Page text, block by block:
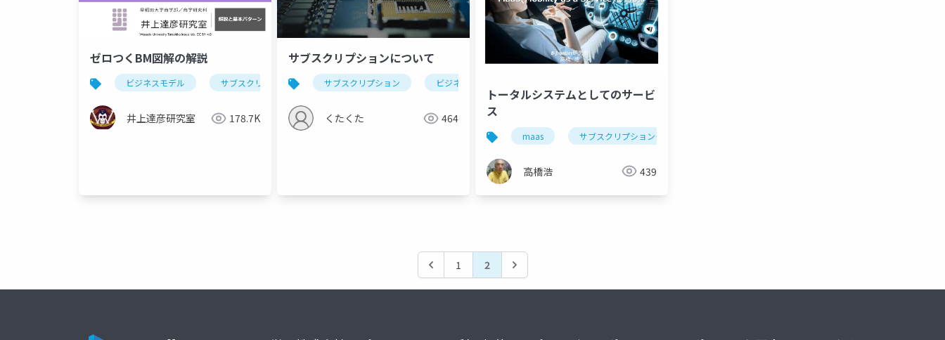
ゼロつくBM図解の解説
ビジネスモデル サブスクリプション フリーミアム プラットフォーム
井上達彦研究室 178.7K
サブスクリプションについて
サブスクリプション ビジネス
くたくた 464
トータルシステムとしてのサービ
ス
maas サブスクリプションモデル
高橋浩 439
1 2